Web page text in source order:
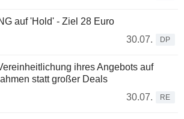
auf 'Hold' - Ziel 28 Euro
30.07.
DP
ihres Angebots auf
statt großer Deals
30.07.
RE